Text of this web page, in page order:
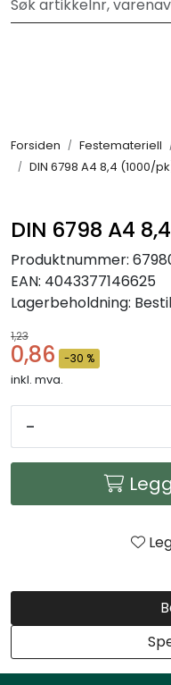
Skip to main content
Forsiden Festemateriell
DIN 6798 A4 8,4 (1000/
DIN 6798 A4
Produktnummer:
EAN: 4043377146625
Lagerbeholdning:
1,23
0,86 -30 %
inkl. mva.
-
Kjemikalier
Smøremidler
Transmisjon
Verneutstyr
Maskiner